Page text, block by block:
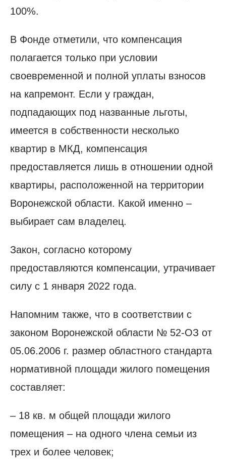
100%.
В Фонде отметили, что компенсация
полагается только при условии
своевременной и полной уплаты взносов
на капремонт. Если у граждан,
подпадающих под названные льготы,
имеется в собственности несколько
квартир в МКД, компенсация
предоставляется лишь в отношении одной
квартиры, расположенной на территории
Воронежской области. Какой именно –
выбирает сам владелец.
Закон, согласно которому
предоставляются компенсации, утрачивает
силу с 1 января 2022 года.
Напомним также, что в соответствии с
законом Воронежской области № 52-ОЗ от
05.06.2006 г. размер областного стандарта
нормативной площади жилого помещения
составляет:
– 18 кв. м общей площади жилого
помещения – на одного члена семьи из
трех и более человек;